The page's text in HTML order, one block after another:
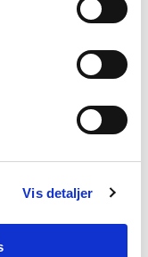
Vis detaljer